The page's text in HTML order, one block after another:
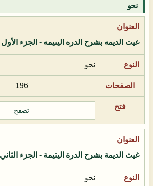
نحو
غيث الديمة بشرح الدرة اليتيمة - الجزء الأول
نحو
196
تصفح
غيث الديمة بشرح الدرة اليتيمة - الجزء الثاني
نحو